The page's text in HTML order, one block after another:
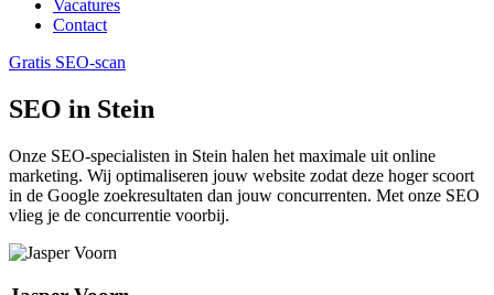
Vacatures
Contact
Gratis SEO-scan
SEO in Stein
Onze SEO-specialisten in Stein halen het maximale uit online
marketing. Wij optimaliseren jouw website zodat deze hoger scoort
in de Google zoekresultaten dan jouw concurrenten. Met onze SEO
vlieg je de concurrentie voorbij.